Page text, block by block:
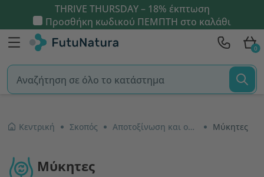
THRIVE THURSDAY – 18% έκπτωση
Προσθήκη κωδικού ΠΕΜΠΤΗ στο καλάθι
0
Κεντρική Σκοπός Αποτοξίνωση και ουροποιητικό σύστημα Μύκητες
Μύκητες